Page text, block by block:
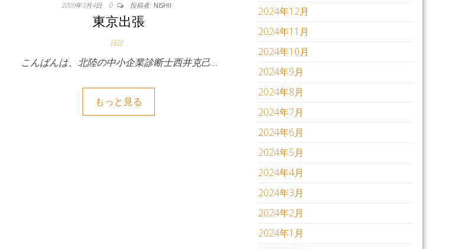
2009年3月4日 0 投稿者: NISHII
東京出張
日記
こんばんは、北陸の中小企業診断士西井克己…
もっと見る
2024年12月
2024年11月
2024年10月
2024年9月
2024年8月
2024年7月
2024年6月
2024年5月
2024年4月
2024年3月
2024年2月
2024年1月